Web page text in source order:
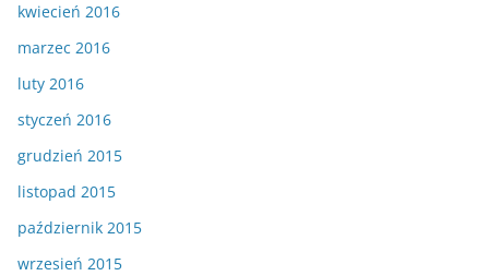
kwiecień 2016
marzec 2016
luty 2016
styczeń 2016
grudzień 2015
listopad 2015
październik 2015
wrzesień 2015